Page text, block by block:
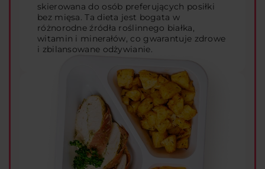
skierowana do osób preferujących posiłki
bez mięsa. Ta dieta jest bogata w
różnorodne źródła roślinnego białka,
witamin i minerałów, co gwarantuje zdrowe
i zbilansowane odżywianie.